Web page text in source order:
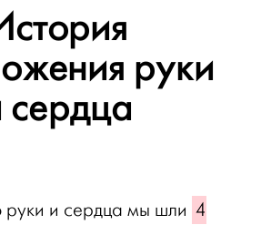
руки
сердца
и сердца мы шли 4